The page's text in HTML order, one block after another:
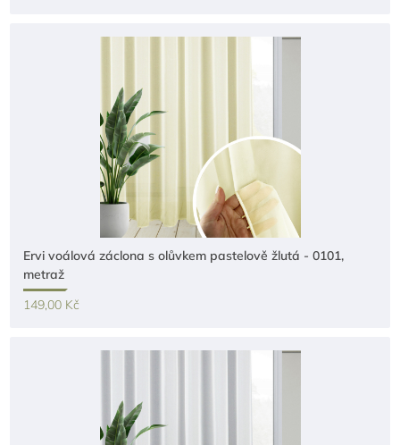
Ervi voálová záclona s olůvkem pastelově žlutá - 0101,
metraž
149,00 Kč